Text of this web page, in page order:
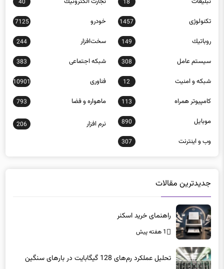
18
40
تکنولوژی 1457 خودرو 7125
روباتيك 149 سخت‌افزار 244
سيستم عامل 308 شبكه اجتماعی 383
شبكه و امنيت 12 فناوری 10901
كامپيوتر همراه 113 ماهواره و فضا 793
موبايل 890 نرم افزار 206
وب و اينترنت 307
جدیدترین مقالات
راهنمای خرید اسکنر
1 هفته پیش
تحلیل عملکرد رم‌های 128 گیگابایت در بارهای سنگین